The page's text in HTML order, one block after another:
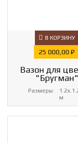
В КОРЗИНУ
Цена
25 000,00 ₽
Вазон для
"Бругман"
Размеры:
м